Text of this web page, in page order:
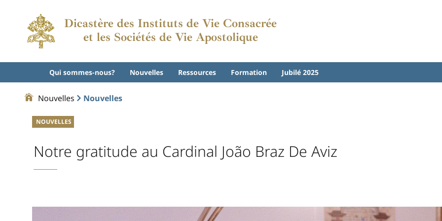
Dicastère des Instituts de Vie Consacrée
et les Sociétés de Vie Apostolique
Qui sommes-nous? Nouvelles Ressources Formation Jubilé 2025
Nouvelles Nouvelles
NOUVELLES
Notre gratitude au Cardinal João Braz De Aviz